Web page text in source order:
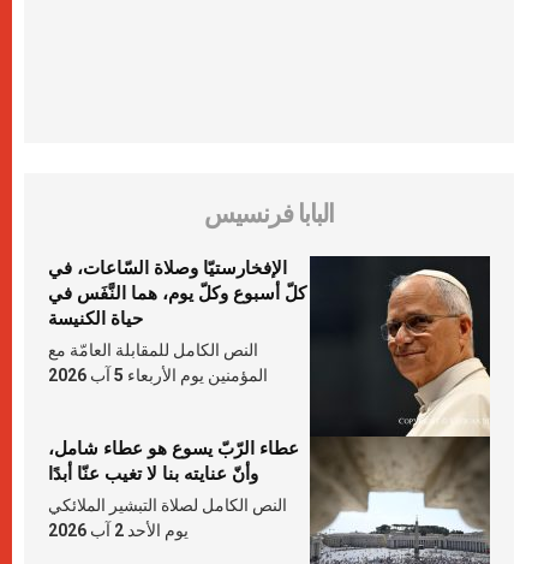
البابا فرنسيس
الإفخارستيّا وصلاة السّاعات، في
كلّ أسبوع وكلّ يوم، هما النَّفَس في
حياة الكنيسة
النص الكامل للمقابلة العامّة مع
المؤمنين يوم الأربعاء 5 آب 2026
عطاء الرّبّ يسوع هو عطاء شامل،
وأنّ عنايته بنا لا تغيب عنّا أبدًا
النص الكامل لصلاة التبشير الملائكي
يوم الأحد 2 آب 2026